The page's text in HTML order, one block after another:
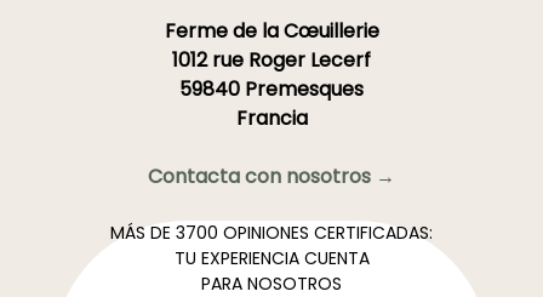
Ferme de la Cœuillerie
1012 rue Roger Lecerf
59840 Premesques
Francia
Contacta con nosotros →
MÁS DE 3700 OPINIONES CERTIFICADAS:
TU EXPERIENCIA CUENTA
PARA NOSOTROS